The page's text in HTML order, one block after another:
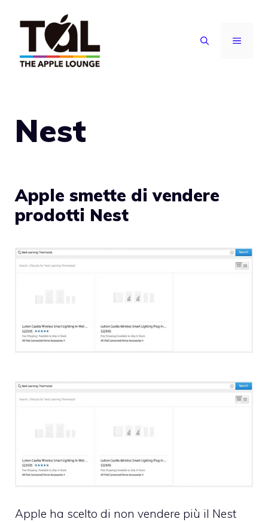
contenuto
MENU
Nest
Apple smette di vendere
prodotti Nest
Apple ha scelto di non vendere più il Nest